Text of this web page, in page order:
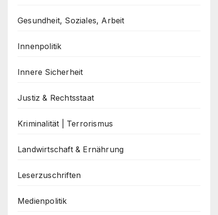
Gesundheit, Soziales, Arbeit
Innenpolitik
Innere Sicherheit
Justiz & Rechtsstaat
Kriminalität | Terrorismus
Landwirtschaft & Ernährung
Leserzuschriften
Medienpolitik